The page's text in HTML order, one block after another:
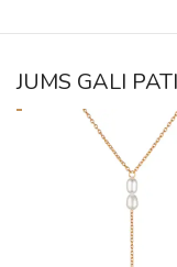
JUMS GALI